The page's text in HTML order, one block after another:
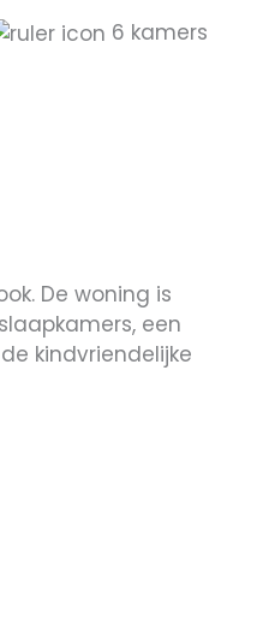
6 kamers
De woning is
een
kindvriendelijke